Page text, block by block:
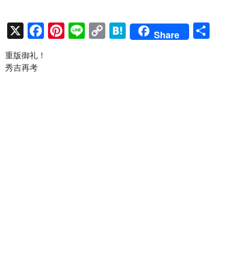
X
F
Pi Li
C
H
Share
重版御礼！
秀吉再考